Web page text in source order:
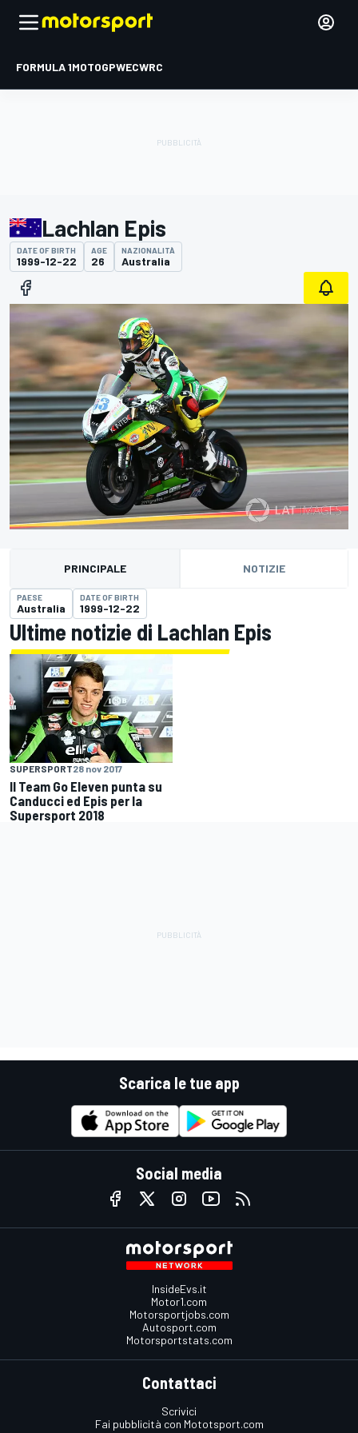
FORMULA 1MOTOGPWECWRC
Lachlan Epis
DATE OF BIRTH
1999-12-22
AGE
26
NAZIONALITÀ
Australia
PRINCIPALE NOTIZIE
PAESE
Australia
DATE OF BIRTH
1999-12-22
Ultime notizie di Lachlan Epis
SUPERSPORT28 nov 2017
Il Team Go Eleven punta su
Canducci ed Epis per la
Supersport 2018
Scarica le tue app
Social media
InsideEvs.it
Motor1.com
Motorsportjobs.com
Autosport.com
Motorsportstats.com
Contattaci
Scrivici
Fai pubblicità con Mototsport.com